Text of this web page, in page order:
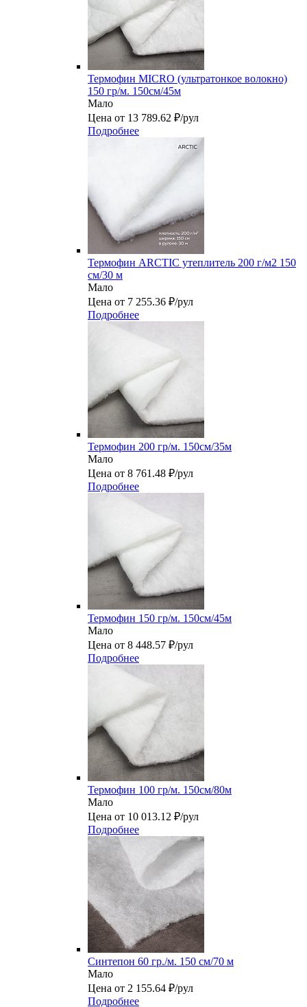
Термофин MICRO (ультратонкое волокно)
150 гр/м. 150см/45м
Мало
Цена от 13 789.62 ₽/рул
Подробнее
Термофин ARCTIC утеплитель 200 г/м2 150
см/30 м
Мало
Цена от 7 255.36 ₽/рул
Подробнее
Термофин 200 гр/м. 150см/35м
Мало
Цена от 8 761.48 ₽/рул
Подробнее
Термофин 150 гр/м. 150см/45м
Мало
Цена от 8 448.57 ₽/рул
Подробнее
Термофин 100 гр/м. 150см/80м
Мало
Цена от 10 013.12 ₽/рул
Подробнее
Синтепон 60 гр./м. 150 см/70 м
Мало
Цена от 2 155.64 ₽/рул
Подробнее